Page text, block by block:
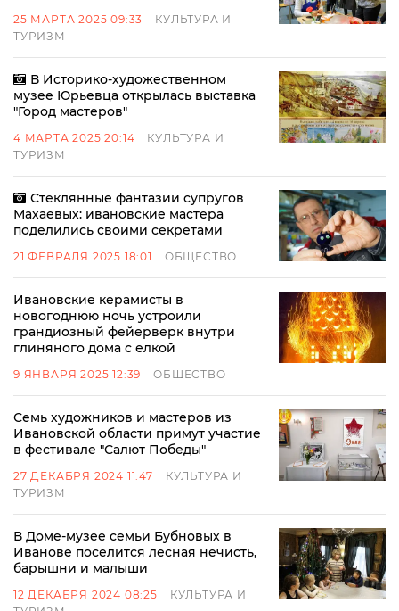
25 МАРТА 2025 09:33
КУЛЬТУРА И
ТУРИЗМ
В Историко-художественном
музее Юрьевца открылась выставка
"Город мастеров"
4 МАРТА 2025 20:14
КУЛЬТУРА И
ТУРИЗМ
Стеклянные фантазии супругов
Махаевых: ивановские мастера
поделились своими секретами
21 ФЕВРАЛЯ 2025 18:01 ОБЩЕСТВО
Ивановские керамисты в
новогоднюю ночь устроили
грандиозный фейерверк внутри
глиняного дома с елкой
9 ЯНВАРЯ 2025 12:39 ОБЩЕСТВО
Семь художников и мастеров из
Ивановской области примут участие
в фестивале "Салют Победы"
27 ДЕКАБРЯ 2024 11:47
КУЛЬТУРА И
ТУРИЗМ
В Доме-музее семьи Бубновых в
Иванове поселится лесная нечисть,
барышни и малыши
12 ДЕКАБРЯ 2024 08:25
КУЛЬТУРА И